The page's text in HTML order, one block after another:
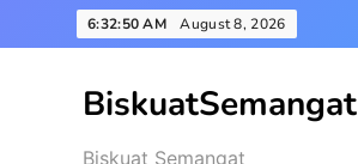
to
6:32:50 AM August 8, 2026
BiskuatSemangat
Biskuat Semangat